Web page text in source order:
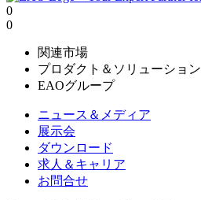
0
0
関連市場
プロダクト＆ソリューション
EAOグループ
ニュース＆メディア
展示会
ダウンロード
求人＆キャリア
お問合せ